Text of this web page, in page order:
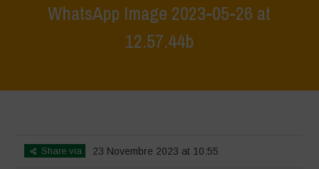
WhatsApp Image 2023-05-26 at
12.57.44b
Share via 23 Novembre 2023 at 10:55